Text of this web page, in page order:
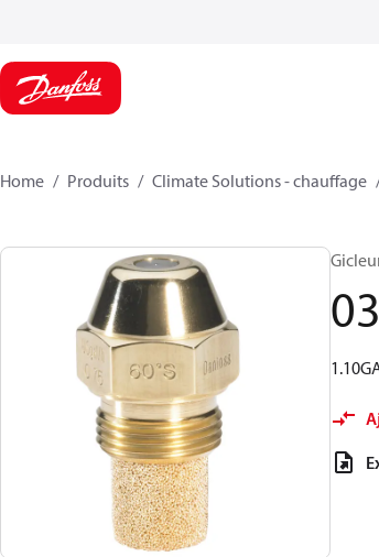
Home Produits Climate Solutions - chauffage